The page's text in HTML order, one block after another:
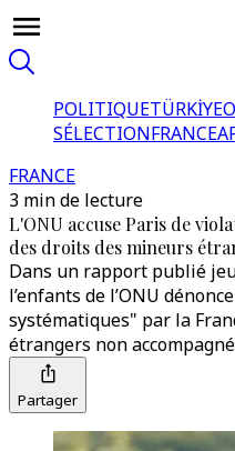
POLITIQUETÜRKİYE
SÉLECTIONFRANCE
FRANCE
3 min de lecture
L'ONU accuse Paris de
des droits des mineurs
Dans un rapport publié
l’enfants de l’ONU
systématiques" par la
étrangers non
Partager